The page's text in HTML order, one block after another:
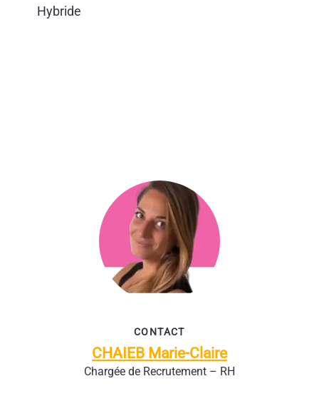
Hybride
CONTACT
CHAIEB Marie-Claire
Chargée de Recrutement – RH